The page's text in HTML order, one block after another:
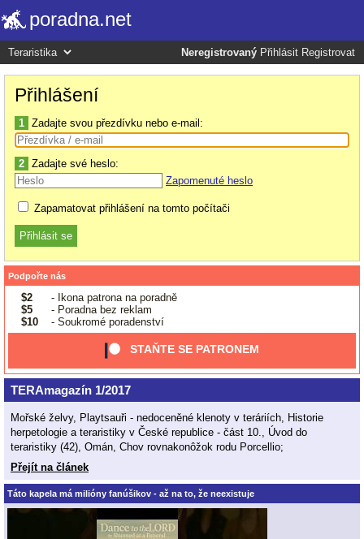
poradna.net
Neregistrovaný Přihlásit Registrovat
Přihlášení
1 Zadajte svou přezdívku nebo e-mail:
2 Zadajte své heslo:
Zapomenuté heslo
Zapamatovat přihlášení na tomto počítači
Podpořte nás
$2
- Ikona patrona na poradně
$5
- Poradna bez reklam
$10
- Soukromé poradenství
STAŇTE SE PATRONEM
TERAmagazín 1/2017
Mořské želvy, Playtsauři - nedoceněné klenoty v teráriích, Historie
herpetologie a teraristiky v České republice - část 10., Úvod do
teraristiky (42), Omán, Chov rovnakonôžok rodu Porcellio;
Přejít na článek
Táto kapela má milióny fanúšikov - až na to, že neexistuje